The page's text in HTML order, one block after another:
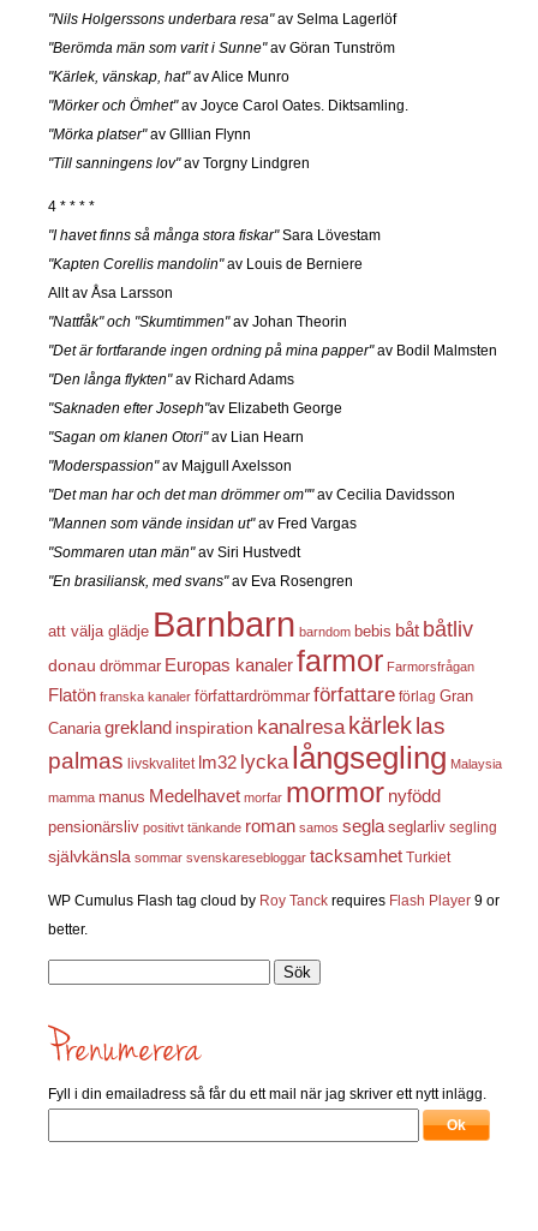
"Nils Holgerssons underbara resa"av Selma Lagerlöf
"Berömda män som varit i Sunne"av Göran Tunström
"Kärlek, vänskap, hat"av Alice Munro
"Mörker och Ömhet"av Joyce Carol Oates. Diktsamling.
"Mörka platser"av GIllian Flynn
"Till sanningens lov"av Torgny Lindgren
4 * * * *
"I havet finns så många stora fiskar"Sara Lövestam
"Kapten Corellis mandolin"av Louis de Berniere
Allt av Åsa Larsson
"Nattfåk" och "Skumtimmen"av Johan Theorin
"Det är fortfarande ingen ordning på mina papper"av Bodil Malmsten
"Den långa flykten"av Richard Adams
"Saknaden efter Joseph"av Elizabeth George
"Sagan om klanen Otori"av Lian Hearn
"Moderspassion"av Majgull Axelsson
"Det man har och det man drömmer om""av Cecilia Davidsson
"Mannen som vände insidan ut"av Fred Vargas
"Sommaren utan män"av Siri Hustvedt
"En brasiliansk, med svans"av Eva Rosengren
att välja glädje Barnbarn barndom bebis båt båtliv
donau drömmar Europas kanalerfarmor Farmorsfrågan
Flatön franska kanaler författardrömmar författare förlag Gran
Canaria grekland inspiration kanalresa kärleklas
palmas livskvalitet lm32 lycka långsegling Malaysia
mamma manus Medelhavet morfar mormor nyfödd
pensionärsliv positivt tänkande roman samos segla seglarliv segling
självkänsla sommar svenskaresebloggar tacksamhet Turkiet
WP Cumulus Flash tag cloud by Roy Tanck requires Flash Player 9 or
better.
Fyll i din emailadress så får du ett mail när jag skriver ett nytt inlägg.